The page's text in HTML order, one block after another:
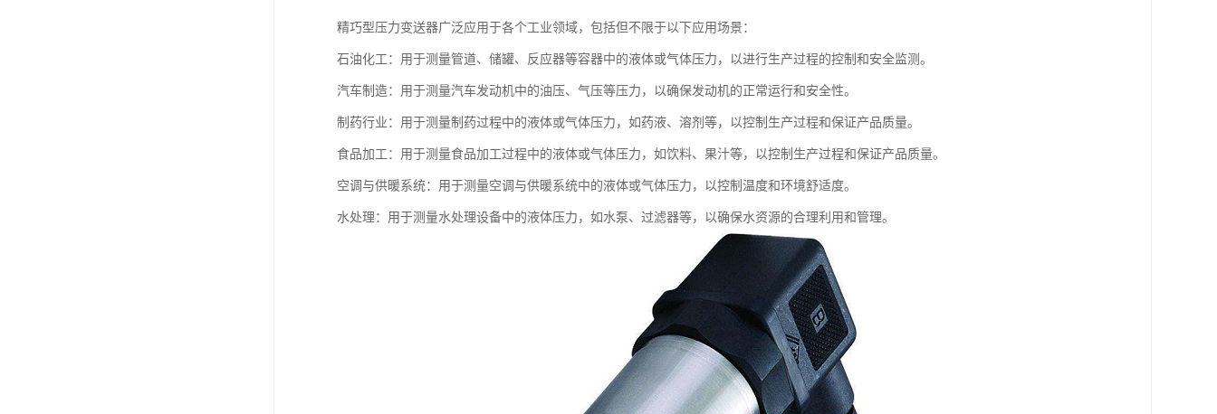
精巧型压力变送器广泛应用于各个工业领域，包括但不限于以下应用场景：
石油化工：用于测量管道、储罐、反应器等容器中的液体或气体压力，以进行生产过程的控制和安全监测。
汽车制造：用于测量汽车发动机中的油压、气压等压力，以确保发动机的正常运行和安全性。
制药行业：用于测量制药过程中的液体或气体压力，如药液、溶剂等，以控制生产过程和保证产品质量。
食品加工：用于测量食品加工过程中的液体或气体压力，如饮料、果汁等，以控制生产过程和保证产品质量。
空调与供暖系统：用于测量空调与供暖系统中的液体或气体压力，以控制温度和环境舒适度。
水处理：用于测量水处理设备中的液体压力，如水泵、过滤器等，以确保水资源的合理利用和管理。